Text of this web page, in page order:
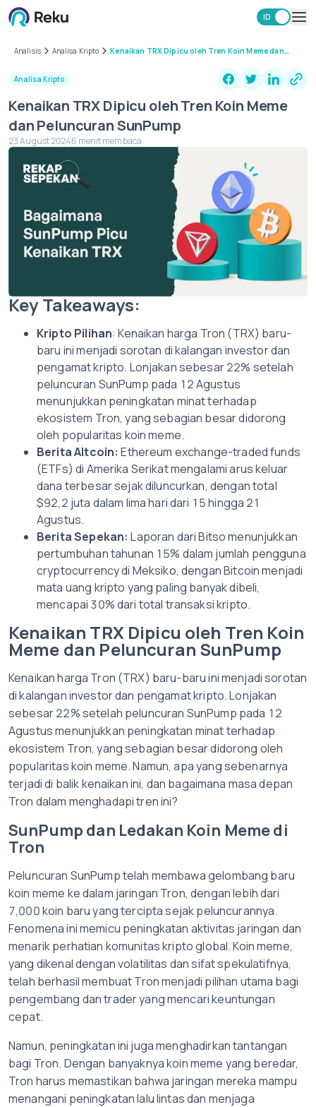
EN
ID
Learning Hub
Keamanan
Biaya
Lainnya
Unduh Aplikasi Reku
Analisis Analisa Kripto
Kenaikan TRX Dipicu oleh Tren Koin Meme dan
Analisa Kripto
Kenaikan TRX Dipicu oleh Tren Koin Meme
dan Peluncuran SunPump
23 August 20246 menit membaca
Key Takeaways:
Kripto Pilihan: Kenaikan harga Tron (TRX) baru-
baru ini menjadi sorotan di kalangan investor dan
pengamat kripto. Lonjakan sebesar 22% setelah
peluncuran SunPump pada 12 Agustus
menunjukkan peningkatan minat terhadap
ekosistem Tron, yang sebagian besar didorong
oleh popularitas koin meme.
Berita Altcoin: Ethereum exchange-traded funds
(ETFs) di Amerika Serikat mengalami arus keluar
dana terbesar sejak diluncurkan, dengan total
$92,2 juta dalam lima hari dari 15 hingga 21
Agustus.
Berita Sepekan: Laporan dari Bitso menunjukkan
pertumbuhan tahunan 15% dalam jumlah pengguna
cryptocurrency di Meksiko, dengan Bitcoin menjadi
mata uang kripto yang paling banyak dibeli,
mencapai 30% dari total transaksi kripto.
Kenaikan TRX Dipicu oleh Tren Koin
Meme dan Peluncuran SunPump
Kenaikan harga Tron (TRX) baru-baru ini menjadi sorotan
di kalangan investor dan pengamat kripto. Lonjakan
sebesar 22% setelah peluncuran SunPump pada 12
Agustus menunjukkan peningkatan minat terhadap
ekosistem Tron, yang sebagian besar didorong oleh
popularitas koin meme. Namun, apa yang sebenarnya
terjadi di balik kenaikan ini, dan bagaimana masa depan
Tron dalam menghadapi tren ini?
SunPump dan Ledakan Koin Meme di
Tron
Peluncuran SunPump telah membawa gelombang baru
koin meme ke dalam jaringan Tron, dengan lebih dari
7,000 koin baru yang tercipta sejak peluncurannya.
Fenomena ini memicu peningkatan aktivitas jaringan dan
menarik perhatian komunitas kripto global. Koin meme,
yang dikenal dengan volatilitas dan sifat spekulatifnya,
telah berhasil membuat Tron menjadi pilihan utama bagi
pengembang dan trader yang mencari keuntungan
cepat.
Namun, peningkatan ini juga menghadirkan tantangan
bagi Tron. Dengan banyaknya koin meme yang beredar,
Tron harus memastikan bahwa jaringan mereka mampu
menangani peningkatan lalu lintas dan menjaga